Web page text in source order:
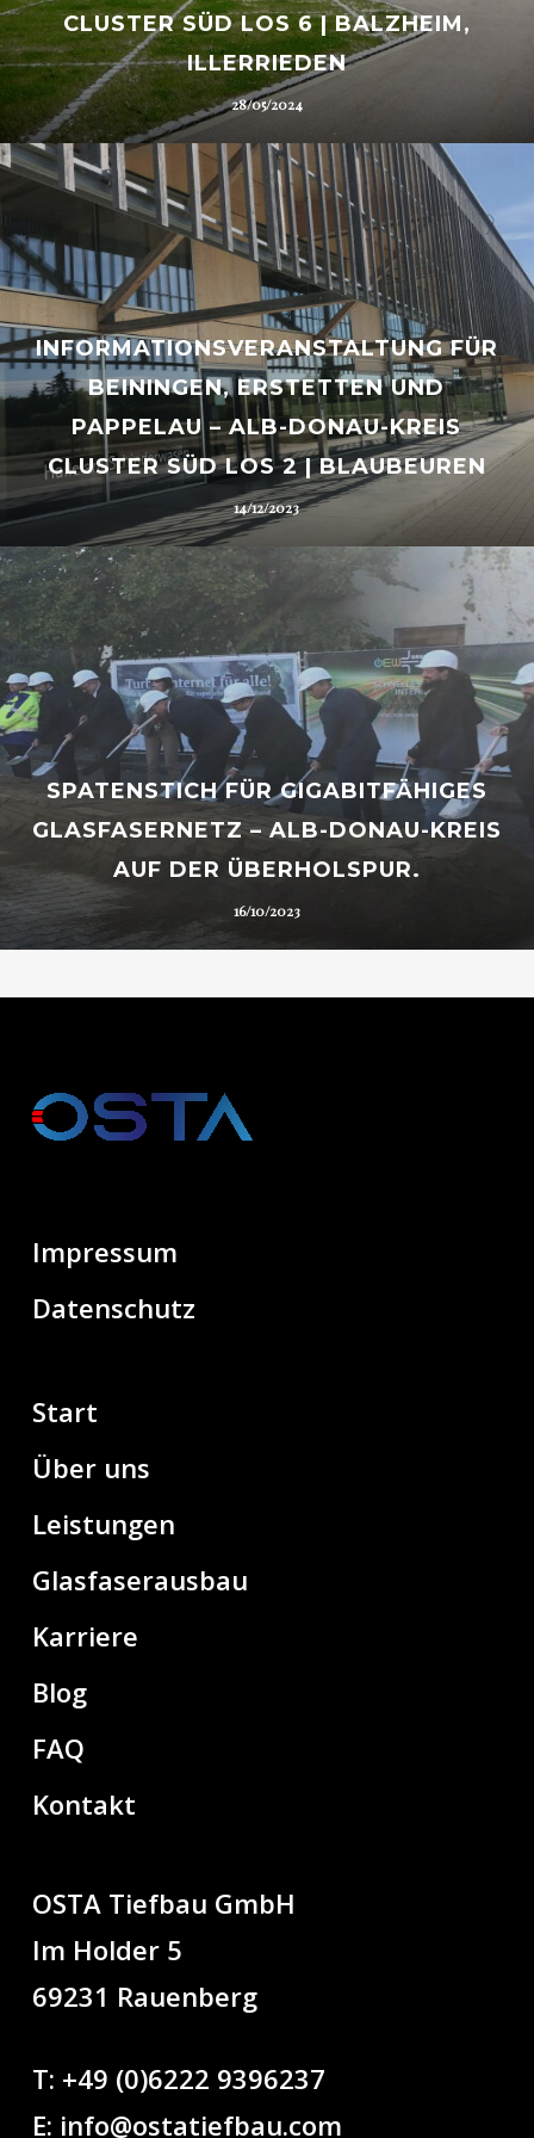
CLUSTER SÜD LOS 6 | BALZHEIM,
ILLERRIEDEN
28/05/2024
INFORMATIONSVERANSTALTUNG FÜR
BEININGEN, ERSTETTEN UND
PAPPELAU – ALB-DONAU-KREIS
CLUSTER SÜD LOS 2 | BLAUBEUREN
14/12/2023
SPATENSTICH FÜR GIGABITFÄHIGES
GLASFASERNETZ – ALB-DONAU-KREIS
AUF DER ÜBERHOLSPUR.
16/10/2023
Impressum
Datenschutz
Start
Über uns
Leistungen
Glasfaserausbau
Karriere
Blog
FAQ
Kontakt
OSTA Tiefbau GmbH
Im Holder 5
69231 Rauenberg
T: +49 (0)6222 9396237
E: info@ostatiefbau.com